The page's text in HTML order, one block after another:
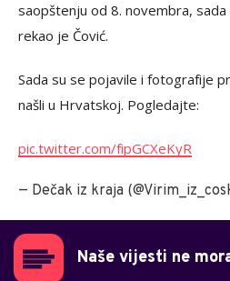
saopštenju od 8. novembra,
rekao je Čović.
Sada su se pojavile i fotografije
našli u Hrvatskoj. Pogledajte:
pic.twitter.com/fipGCXeKyR
— Dečak iz kraja
Naše vijesti ne